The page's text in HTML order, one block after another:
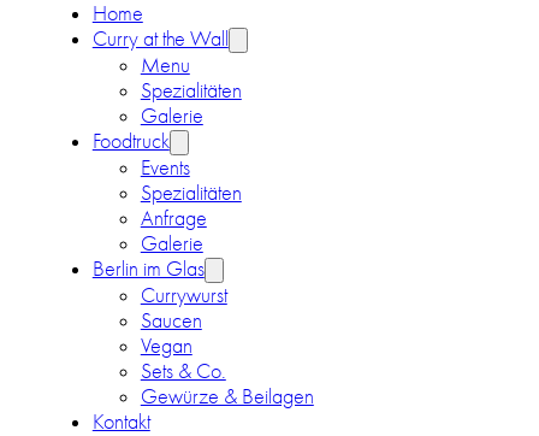
Home
Curry at the Wall
Menu
Spezialitäten
Galerie
Foodtruck
Events
Spezialitäten
Anfrage
Galerie
Berlin im Glas
Currywurst
Saucen
Vegan
Sets & Co.
Gewürze & Beilagen
Kontakt